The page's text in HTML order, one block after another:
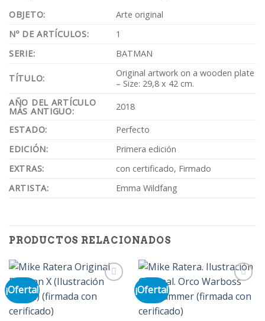
OBJETO:
Arte original
Nº DE ARTÍCULOS:
1
SERIE:
BATMAN
TÍTULO:
Original artwork on a wooden plate
– Size: 29,8 x 42 cm.
AÑO DEL ARTÍCULO
MÁS ANTIGUO: 2018
ESTADO:
Perfecto
EDICIÓN:
Primera edición
EXTRAS:
con certificado, Firmado
ARTISTA:
Emma Wildfang
PRODUCTOS RELACIONADOS
¡Oferta! ¡Oferta!